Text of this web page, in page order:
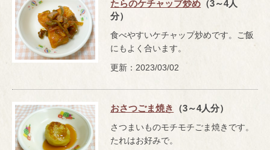
たらのケチャップ炒め （3～4人
分）
食べやすいケチャップ炒めです。ご飯
にもよく合います。
更新：2023/03/02
おさつごま焼き （3～4人分）
さつまいものモチモチごま焼きです。
たれはお好みで。